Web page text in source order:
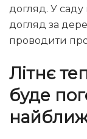
догляд. У
догляд за
проводити
Літнє
буде